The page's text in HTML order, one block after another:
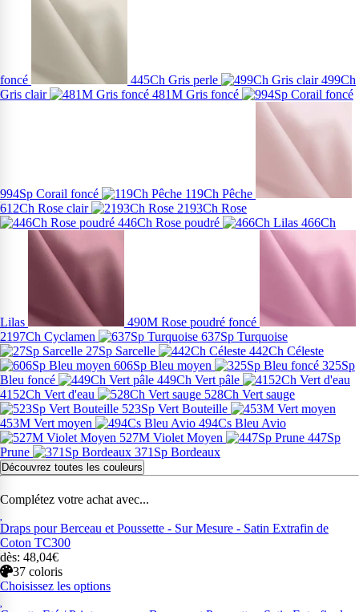
foncé 445Ch Gris perle
499Ch
Gris clair
481M Gris foncé
994Sp Corail foncé
119Ch Pêche
612Ch Rose clair
2193Ch Rose
446Ch Rose poudré
466Ch
Lilas
490M Rose poudré foncé
2197Ch Cyclamen
637Sp Turquoise
27Sp Sarcelle
442Ch Céleste
606Sp Bleu moyen
325Sp
Bleu foncé
449Ch Vert pâle
4152Ch Vert d'eau
528Ch Vert sauge
523Sp Vert Bouteille
453M Vert moyen
494Cs Bleu Avio
527M Violet Moyen
447Sp
Prune
371Sp Bordeaux
Découvrez toutes les couleurs
Complétez votre achat avec...
Draps pour Berceau et Poussette - Sur Mesure - Satin Extrafin de
Coton TC300
dès: 48,04€
37 coloris
Choisissez les options